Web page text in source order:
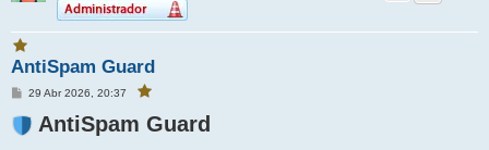
r
V
o
ê
AntiSpam Guard
M
n
s
29 Abr 2026, 20:37
V
c
ê
AntiSpam Guard